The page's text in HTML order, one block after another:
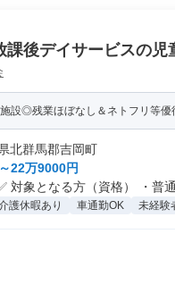
課後デイサービスの児
設◎残業ほぼなし＆ネトフリ等優
北群馬郡吉岡町
22万9000円
対象となる方（資格） ・普
護休暇あり 車通勤OK 未経験